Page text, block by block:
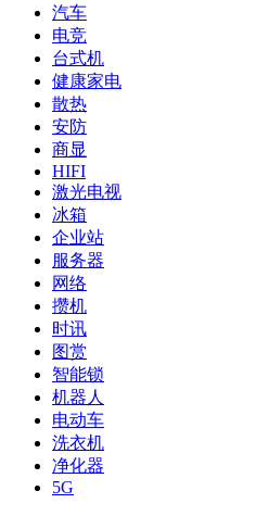
汽车
电竞
台式机
健康家电
散热
安防
商显
HIFI
激光电视
冰箱
企业站
服务器
网络
攒机
时讯
图赏
智能锁
机器人
电动车
洗衣机
净化器
5G